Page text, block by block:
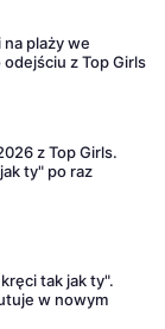
na plaży we
z Top Girls
z Top Girls.
ty" po raz
tak jak ty".
w nowym